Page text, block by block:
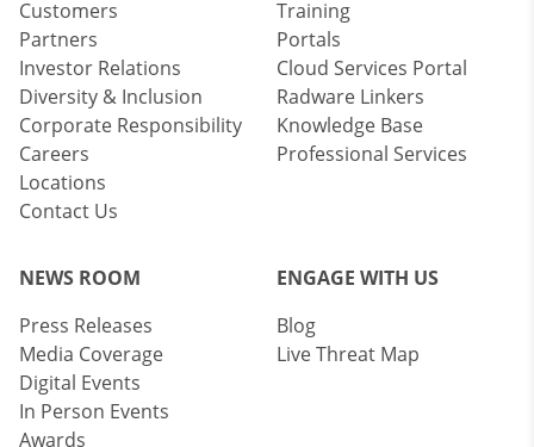
Customers
Partners
Investor Relations
Diversity & Inclusion
Corporate Responsibility
Careers
Locations
Contact Us
Training
Portals
Cloud Services Portal
Radware Linkers
Knowledge Base
Professional Services
NEWS ROOM
Press Releases
Media Coverage
Digital Events
In Person Events
Awards
ENGAGE WITH US
Blog
Live Threat Map